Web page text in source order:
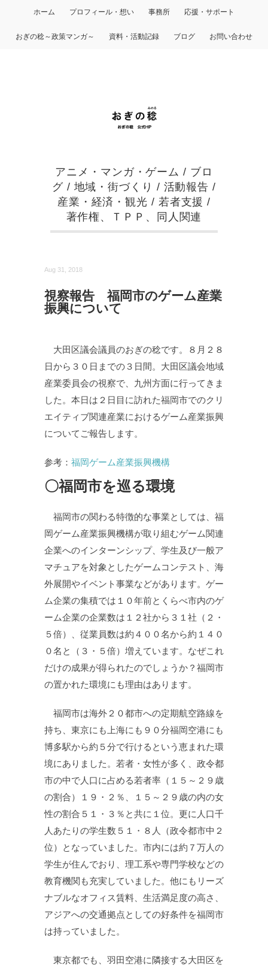
ホーム プロフィール・想い 事務所 応援・サポート
おぎの稔～政策マンガ～ 資料・活動記録 ブログ お問い合わせ
アニメ・マンガ・ゲーム / ブロ
グ/ 地域・街づくり / 活動報告 /
産業・経済・観光 / 若者支援 /
著作権、ＴＰＰ、同人関連
Aug 31, 2018
視察報告 福岡市のゲーム産業
振興について
大田区議会議員のおぎの稔です。８月２８
日から３０日までの３日間。大田区議会地域
産業委員会の視察で、九州方面に行ってきま
した。本日は２日目に訪れた福岡市でのクリ
エイティブ関連産業におけるゲーム産業振興
についてご報告します。
参考： 福岡ゲーム産業振興機構
〇福岡市を巡る環境
福岡市の関わる特徴的な事業としては、福
岡ゲーム産業振興機構が取り組むゲーム関連
企業へのインターンシップ、学生及び一般ア
マチュアを対象としたゲームコンテスト、海
外展開やイベント事業などがあります。ゲー
ム企業の集積では１０年前とくらべ市内のゲ
ーム企業の企業数は１２社から３１社（２・
５倍）、従業員数は約４００名から約１４０
０名と（３・５倍）増えています。なぜこれ
だけの成果が得られたのでしょうか？福岡市
の置かれた環境にも理由はあります。
福岡市は海外２０都市への定期航空路線を
持ち、東京にも上海にも９０分福岡空港にも
博多駅から約５分で行けるという恵まれた環
境にありました。若者・女性が多く、政令都
市の中で人口に占める若者率（１５～２９歳
の割合）１９・２％、１５～２９歳の内の女
性の割合５１・３％と共に１位。更に人口千
人あたりの学生数５１・８人（政令都市中２
位）となっていました。市内には約７万人の
学生が住んでおり、理工系や専門学校などの
教育機関も充実していました。他にもリーズ
ナブルなオフィス賃料、生活満足度の高さ、
アジアへの交通拠点としての好条件を福岡市
は持っていました。
東京都でも、羽田空港に隣接する大田区を